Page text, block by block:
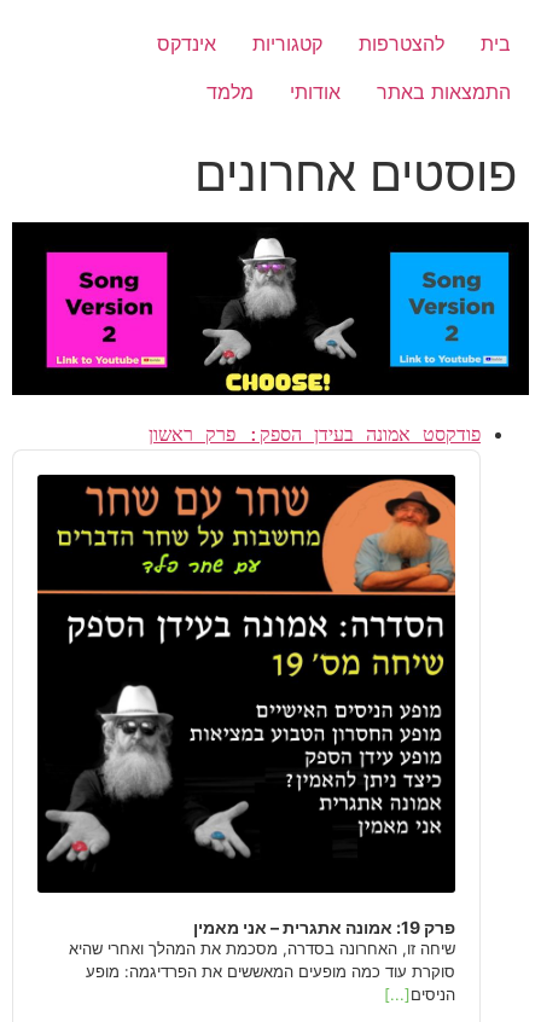
לתוכןבית להצטרפות קטגוריות
אינדקס
התמצאות באתר
אודותי מלמד
פוסטים אחרונים
פודקסט אמונה בעידן הספק: פרק ראשון
Audio
Player
פרק 19: אמונה אתגרית – אני מאמין
שיחה זו, האחרונה בסדרה, מסכמת את המהלך ואחרי שהיא
סוקרת עוד כמה מופעים המאששים את הפרדיגמה: מופע
הניסים[...]